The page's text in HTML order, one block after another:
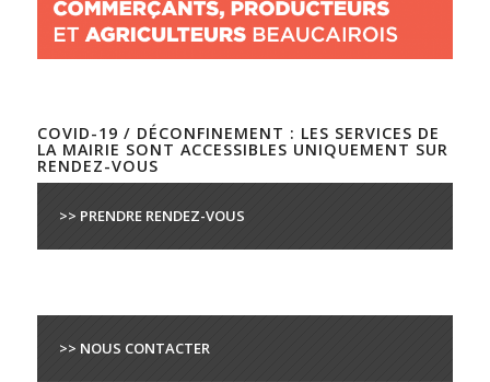
COVID-19 / DÉCONFINEMENT : LES SERVICES DE
LA MAIRIE SONT ACCESSIBLES UNIQUEMENT SUR
RENDEZ-VOUS
>> PRENDRE RENDEZ-VOUS
>> NOUS CONTACTER